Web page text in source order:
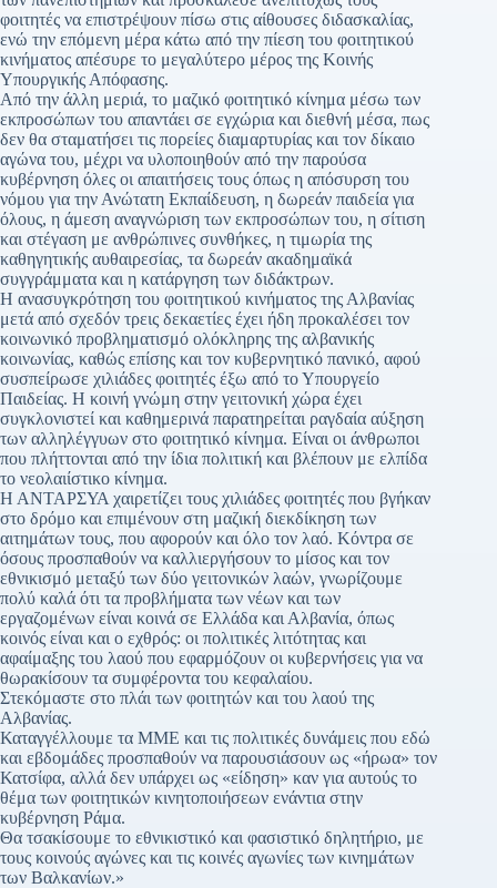
φοιτητές να επιστρέψουν πίσω στις αίθουσες διδασκαλίας,
ενώ την επόμενη μέρα κάτω από την πίεση του φοιτητικού
κινήματος απέσυρε το μεγαλύτερο μέρος της Κοινής
Υπουργικής Απόφασης.
Από την άλλη μεριά, το μαζικό φοιτητικό κίνημα μέσω των
εκπροσώπων του απαντάει σε εγχώρια και διεθνή μέσα, πως
δεν θα σταματήσει τις πορείες διαμαρτυρίας και τον δίκαιο
αγώνα του, μέχρι να υλοποιηθούν από την παρούσα
κυβέρνηση όλες οι απαιτήσεις τους όπως η απόσυρση του
νόμου για την Ανώτατη Εκπαίδευση, η δωρεάν παιδεία για
όλους, η άμεση αναγνώριση των εκπροσώπων του, η σίτιση
και στέγαση με ανθρώπινες συνθήκες, η τιμωρία της
καθηγητικής αυθαιρεσίας, τα δωρεάν ακαδημαϊκά
συγγράμματα και η κατάργηση των διδάκτρων.
Η ανασυγκρότηση του φοιτητικού κινήματος της Αλβανίας
μετά από σχεδόν τρεις δεκαετίες έχει ήδη προκαλέσει τον
κοινωνικό προβληματισμό ολόκληρης της αλβανικής
κοινωνίας, καθώς επίσης και τον κυβερνητικό πανικό, αφού
συσπείρωσε χιλιάδες φοιτητές έξω από το Υπουργείο
Παιδείας. Η κοινή γνώμη στην γειτονική χώρα έχει
συγκλονιστεί και καθημερινά παρατηρείται ραγδαία αύξηση
των αλληλέγγυων στο φοιτητικό κίνημα. Είναι οι άνθρωποι
που πλήττονται από την ίδια πολιτική και βλέπουν με ελπίδα
το νεολαιίστικο κίνημα.
Η ΑΝΤΑΡΣΥΑ χαιρετίζει τους χιλιάδες φοιτητές που βγήκαν
στο δρόμο και επιμένουν στη μαζική διεκδίκηση των
αιτημάτων τους, που αφορούν και όλο τον λαό. Κόντρα σε
όσους προσπαθούν να καλλιεργήσουν το μίσος και τον
εθνικισμό μεταξύ των δύο γειτονικών λαών, γνωρίζουμε
πολύ καλά ότι τα προβλήματα των νέων και των
εργαζομένων είναι κοινά σε Ελλάδα και Αλβανία, όπως
κοινός είναι και ο εχθρός: οι πολιτικές λιτότητας και
αφαίμαξης του λαού που εφαρμόζουν οι κυβερνήσεις για να
θωρακίσουν τα συμφέροντα του κεφαλαίου.
Στεκόμαστε στο πλάι των φοιτητών και του λαού της
Αλβανίας.
Καταγγέλλουμε τα ΜΜΕ και τις πολιτικές δυνάμεις που εδώ
και εβδομάδες προσπαθούν να παρουσιάσουν ως «ήρωα» τον
Κατσίφα, αλλά δεν υπάρχει ως «είδηση» καν για αυτούς το
θέμα των φοιτητικών κινητοποιήσεων ενάντια στην
κυβέρνηση Ράμα.
Θα τσακίσουμε το εθνικιστικό και φασιστικό δηλητήριο, με
τους κοινούς αγώνες και τις κοινές αγωνίες των κινημάτων
των Βαλκανίων.»